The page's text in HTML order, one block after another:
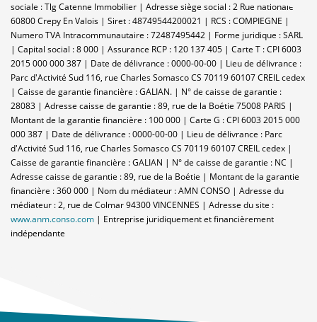
sociale : Tlg Catenne Immobilier | Adresse siège social : 2 Rue nationale -
60800 Crepy En Valois | Siret : 48749544200021 | RCS : COMPIEGNE |
Numero TVA Intracommunautaire : 72487495442 | Forme juridique : SARL
| Capital social : 8 000 | Assurance RCP : 120 137 405 | Carte T : CPI 6003
2015 000 000 387 | Date de délivrance : 0000-00-00 | Lieu de délivrance :
Parc d'Activité Sud 116, rue Charles Somasco CS 70119 60107 CREIL cedex
| Caisse de garantie financière : GALIAN. | N° de caisse de garantie :
28083 | Adresse caisse de garantie : 89, rue de la Boétie 75008 PARIS |
Montant de la garantie financière : 100 000 | Carte G : CPI 6003 2015 000
000 387 | Date de délivrance : 0000-00-00 | Lieu de délivrance : Parc
d'Activité Sud 116, rue Charles Somasco CS 70119 60107 CREIL cedex |
Caisse de garantie financière : GALIAN | N° de caisse de garantie : NC |
Adresse caisse de garantie : 89, rue de la Boétie | Montant de la garantie
financière : 360 000 | Nom du médiateur : AMN CONSO | Adresse du
médiateur : 2, rue de Colmar 94300 VINCENNES | Adresse du site :
www.anm.conso.com | Entreprise juridiquement et financièrement
indépendante